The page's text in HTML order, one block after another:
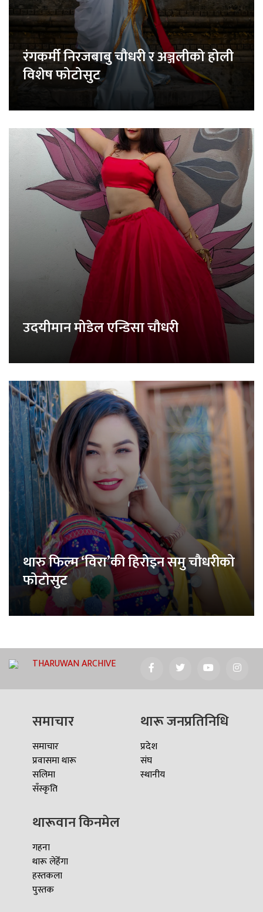
रंगकर्मी निरजबाबु चौधरी र अञ्जलीको होली
विशेष फोटोसुट
उदयीमान मोडेल एन्डिसा चौधरी
थारु फिल्म ‘विरा’की हिरोइन समु चौधरीको
फोटोसुट
THARUWAN ARCHIVE
समाचार
समाचार
प्रवासमा थारू
सलिमा
सँस्कृति
थारू जनप्रतिनिधि
प्रदेश
संघ
स्थानीय
थारूवान किनमेल
गहना
थारू लेहेँगा
हस्तकला
पुस्तक